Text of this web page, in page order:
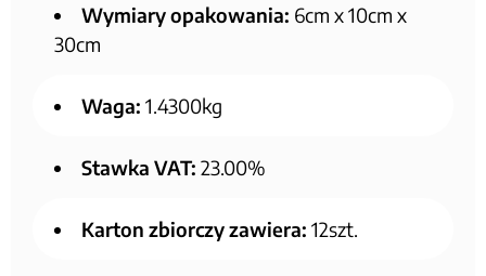
Wymiary opakowania: 6cm x 10cm x
30cm
Waga: 1.4300kg
Stawka VAT: 23.00%
Karton zbiorczy zawiera: 12szt.